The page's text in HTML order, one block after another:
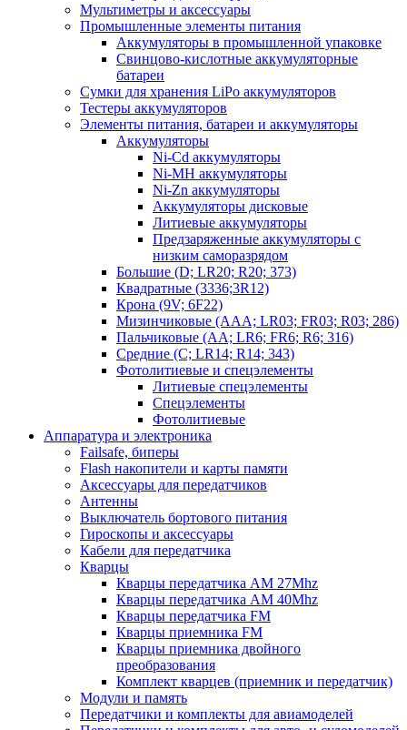
Мультиметры и аксессуары
Промышленные элементы питания
Аккумуляторы в промышленной упаковке
Свинцово-кислотные аккумуляторные
батареи
Сумки для хранения LiPo аккумуляторов
Тестеры аккумуляторов
Элементы питания, батареи и аккумуляторы
Аккумуляторы
Ni-Cd аккумуляторы
Ni-MH аккумуляторы
Ni-Zn аккумуляторы
Аккумуляторы дисковые
Литиевые аккумуляторы
Предзаряженные аккумуляторы с
низким саморазрядом
Большие (D; LR20; R20; 373)
Квадратные (3336;3R12)
Крона (9V; 6F22)
Мизинчиковые (AAA; LR03; FR03; R03; 286)
Пальчиковые (AA; LR6; FR6; R6; 316)
Средние (C; LR14; R14; 343)
Фотолитиевые и спецэлементы
Литиевые спецэлементы
Спецэлементы
Фотолитиевые
Аппаратура и электроника
Failsafe, биперы
Flash накопители и карты памяти
Аксессуары для передатчиков
Антенны
Выключатель бортового питания
Гироскопы и аксессуары
Кабели для передатчика
Кварцы
Кварцы передатчика AM 27Mhz
Кварцы передатчика AM 40Mhz
Кварцы передатчика FM
Кварцы приемника FM
Кварцы приемника двойного
преобразования
Комплект кварцев (приемник и передатчик)
Модули и память
Передатчики и комплекты для авиамоделей